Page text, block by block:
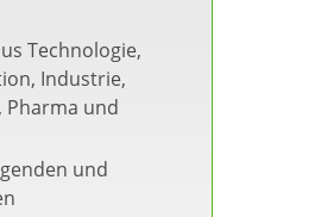
Technologie,
Industrie,
Pharma und
und